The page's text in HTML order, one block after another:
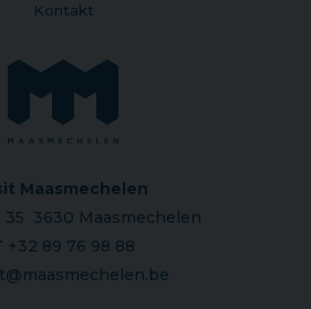
Kontakt
Maasmechelen
35 3630 Maasmechelen
+32 89 76 98 88